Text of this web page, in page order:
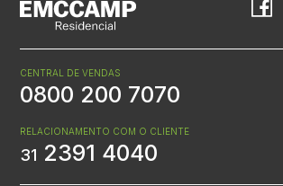
CENTRAL DE VENDAS
0800 200 7070
RELACIONAMENTO COM O CLIENTE
31 2391 4040